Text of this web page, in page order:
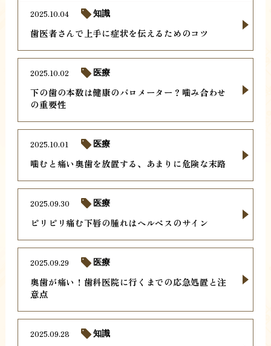
歯医者さんで上手に症状を伝えるためのコツ
2025.10.04 知識
下の歯の本数は健康のバロメーター？噛み合わせ
の重要性
2025.10.02 医療
噛むと痛い奥歯を放置する、あまりに危険な末路
2025.10.01 医療
ピリピリ痛む下唇の腫れはヘルペスのサイン
2025.09.30 医療
奥歯が痛い！歯科医院に行くまでの応急処置と注
意点
2025.09.29 医療
2025.09.28 知識